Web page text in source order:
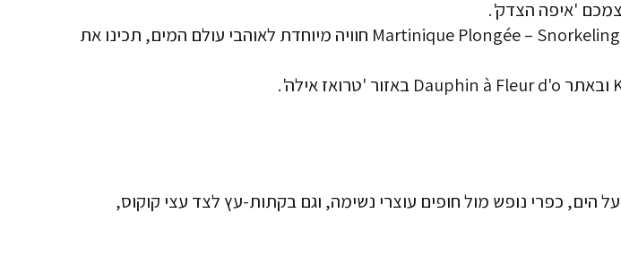
'איפה הצדק'.
צלילה וחוויה ימית באזור 'טרואז אילה' בשמורת הים Martinique Plongée – Snorkeling – Chasse – Apnée חוויה מיוחדת לאוהבי עולם המים, תכינו את
הים, כפרי נופש מול חופים עוצרי נשימה, וגם בקתות-עץ לצד עצי קוקוס,